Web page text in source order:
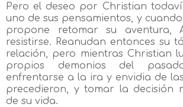
Pero el deseo por Christian
uno de sus pensamientos, y
propone retomar su aventura,
resistirse. Reanudan entonces su
relación, pero mientras Christian
propios demonios del
enfrentarse a la ira y envidia de
precedieron, y tomar la decisión
de su vida.